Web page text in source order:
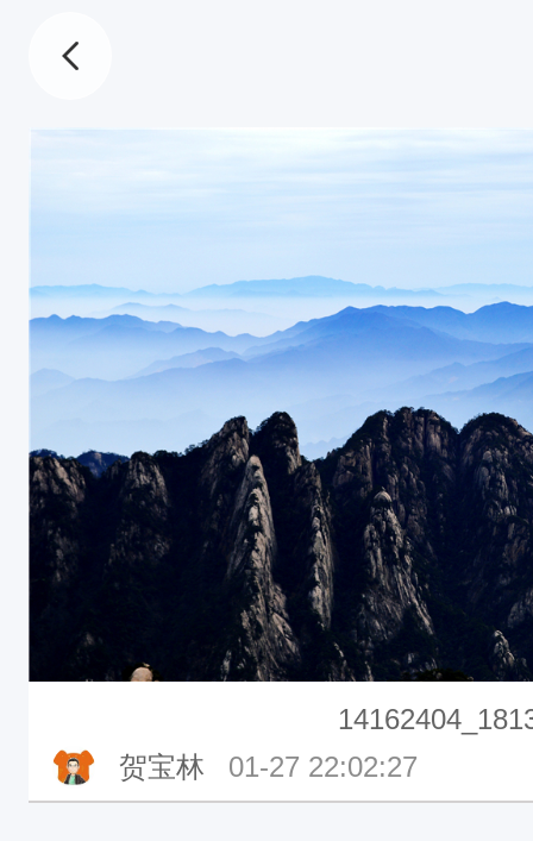
贺宝林
01-27 22:02:27